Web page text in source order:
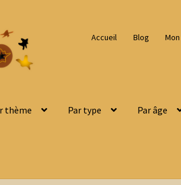
Accueil Blog
thème Par type Par âge